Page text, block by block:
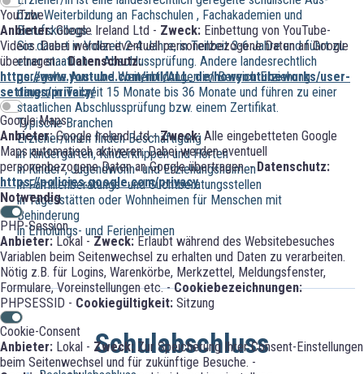
YouTube
Anbieter:Google Ireland Ltd - Zweck: Einbettung von YouTube-
Videos. Dabei werden eventuell personenbezogene Daten an Google
übertragen. -Datenschutz:
https://www.youtube.com/intl/ALL_de/howyoutubeworks/user-
settings/privacy/
Google Maps
Anbieter:Google Ireland Ltd -Zweck:Alle eingebetteten Google
Maps automatisch aktiveren. Dabei werden eventuell
personenbezogene Daten an Google übertragen. -Datenschutz:
https://policies.google.com/privacy
Notwendig
PHP-Session
Anbieter: Lokal - Zweck: Erlaubt während des Websitebesuches
Variablen beim Seitenwechsel zu erhalten und Daten zu verarbeiten.
Nötig z.B. für Logins, Warenkörbe, Merkzettel, Meldungsfenster,
Formulare, Voreinstellungen etc. -Cookiebezeichnungen:
PHPSESSID - Cookiegültigkeit: Sitzung
Cookie-Consent
Anbieter: Lokal - Zweck:Zur Speicherung Ihrer Consent-Einstellungen
beim Seitenwechsel und für zukünftige Besuche. -
bzw. Weiterbildung an Fachschulen , Fachakademien und
Berufskollegs .
Sie dauert in Vollzeit 2-4 Jahre, in Teilzeit 3-6 Jahre und führt zu
einer staatlichen Abschlussprüfung. Andere landesrechtlich
geregelte Aus- und Weiterbildungen im Bereich Erziehung
dauern in Teilzeit 15 Monate bis 36 Monate und führen zu einer
staatlichen Abschlussprüfung bzw. einem Zertifikat.
Typische Branchen
Erzieher/innen finden Beschäftigung
in Kindergärten, Kinderkrippen und Horten
in Kinder-, Jugendwohn- und Erziehungsheimen
in Familienberatungs- und Suchtberatungsstellen
in Tagesstätten oder Wohnheimen für Menschen mit
Behinderung
in Erholungs- und Ferienheimen
Schulabschluss